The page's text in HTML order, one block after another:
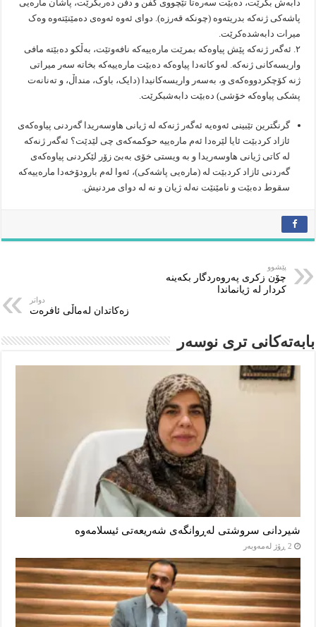
دابەش بکرێت، دەبێت سەرەتا تێچووی کفن و دفن دەربکرێت، پاشان مارەیی
پاشەکی ژنەکە بدریتەوە (چونکە قەرزە). دوای ئەوە ئەوەی دەمێنێتەوە وەک
میرات دابەشدەکرێت.
٢. ئەگەر ژنەکە پێش پیاوەکە بمرێت مارەییەکە نافەوتێت، بەڵکو دەبێتە مافی
واریسەکانی ژنەکە. لەو کاتەدا پیاوەکە دەبێت مارەییەکە بخاتە سەر میراتی
ژنە کۆچکردووەکەی و، بەسەر واریسەکانیدا (دایک، باوک، منداڵ، و تەنانەت
پشکی پیاوەکە خۆشی) دەبێت دابەشبکرێت.
گرنگترین تێبینی ئەوەیە ئەگەر ژنەکە لە ژیانی هاوسەریدا گەردنی پیاوەکەی
ئازاد کردبێت ئایا لێرەدا ئەم مارەییە حوکمەکەی چی لێدێت؟ ئەگەر ژنەکە
لە کاتی ژیانی هاوسەریدا و بە ویستی خۆی بەبێ زۆر لێکردنی پیاوەکەی
گەردنی ئازاد کردبێت لە (مارەیی پاشەکی)، ئەوا لەم بارودۆخەدا مارەییەکە
سقوط دەبێت و نامێنێت نەلە ژیان و نە لە دوای مردنیش.
پێشوو
چۆن زکری پەروەردگار بکەینە
کردار لە ژیانماندا
دواتر
زەکاتدان لەماڵی ئافرەت
بابەتەکانى ترى نوسەر
شیردانی سروشتی لەڕوانگەی شەریعەتی ئیسلامەوە
2 ڕۆژ لەمەوبەر